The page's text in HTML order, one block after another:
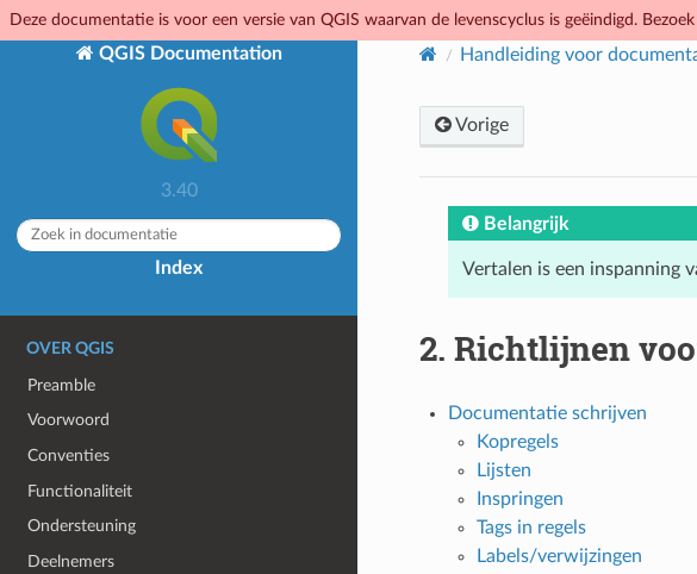
Deze documentatie is voor een versie van QGIS waarvan de levenscyclus is geëindigd.
QGIS Documentation
3.40
Index
OVER QGIS
Preamble
Voorwoord
Conventies
Functionaliteit
Ondersteuning
Deelnemers
Handleiding voor
Vorige
Belangrijk
Vertalen is een inspanning
2. Richtlijnen
Documentatie schrijven
Kopregels
Lijsten
Inspringen
Tags in regels
Labels/verwijzingen